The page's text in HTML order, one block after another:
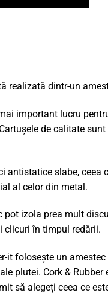
realizată dintr-un
important lucru
de calitate
antistatice slabe,
al celor din metal.
pot izola prea mult
clicuri în timpul redării.
it folosește un
plutei. Cork &
să alegeți ceea ce